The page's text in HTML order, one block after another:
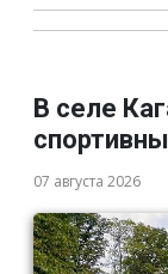
В селе
07 августа 2026